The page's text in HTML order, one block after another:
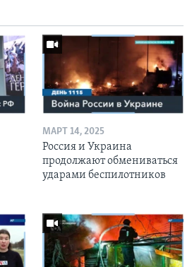
МАРТ 14, 2025
Россия и Украина
продолжают обмениваться
ударами беспилотников